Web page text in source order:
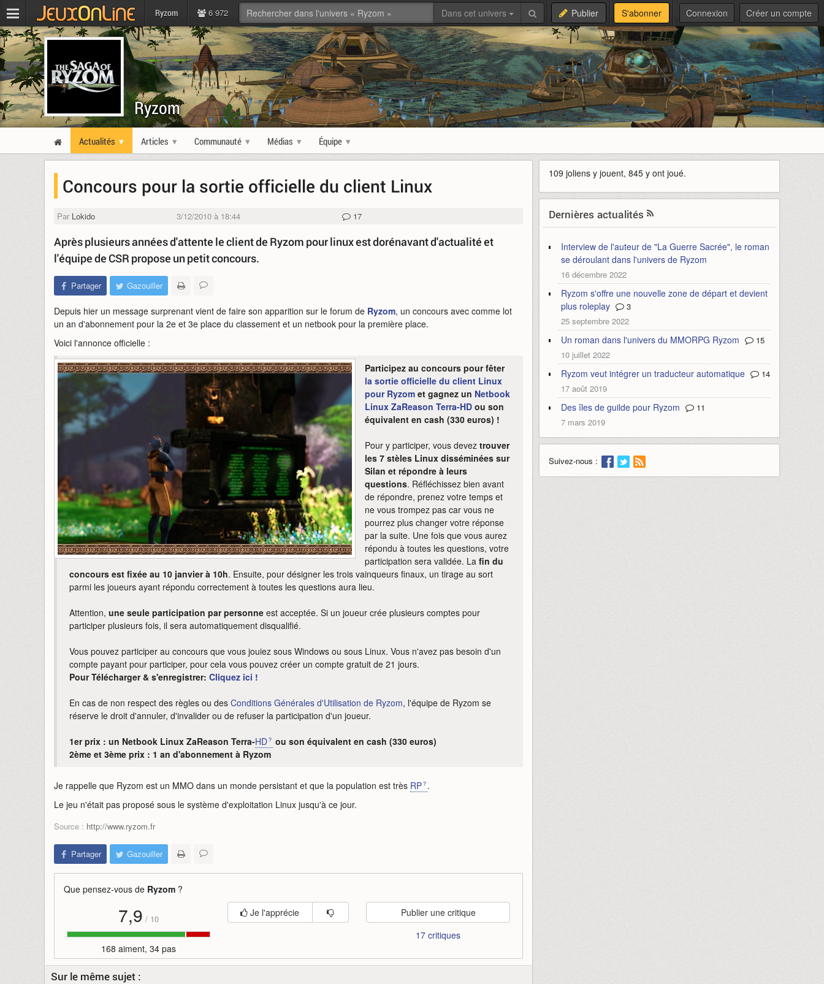
Ryzom 6 972 Dans cet univers Publier S'abonner Connexion Créer un compte
Ryzom
Actualités Articles Communauté Médias Équipe
Concours pour la sortie officielle du client Linux
Par Lokido 3/12/2010 à 18:44 17
Après plusieurs années d'attente le client de Ryzom pour linux est dorénavant d'actualité et
l'équipe de CSR propose un petit concours.
Partager Gazouiller
Depuis hier un message surprenant vient de faire son apparition sur le forum de Ryzom, un concours avec comme lot
un an d'abonnement pour la 2e et 3e place du classement et un netbook pour la première place.
Voici l'annonce officielle :
Participez au concours pour fêter
la sortie officielle du client Linux
pour Ryzom et gagnez un Netbook
Linux ZaReason Terra-HD ou son
équivalent en cash (330 euros) !
Pour y participer, vous devez trouver
les 7 stèles Linux disséminées sur
Silan et répondre à leurs
questions. Réfléchissez bien avant
de répondre, prenez votre temps et
ne vous trompez pas car vous ne
pourrez plus changer votre réponse
par la suite. Une fois que vous aurez
répondu à toutes les questions, votre
participation sera validée. La fin du
concours est fixée au 10 janvier à 10h. Ensuite, pour désigner les trois vainqueurs finaux, un tirage au sort
parmi les joueurs ayant répondu correctement à toutes les questions aura lieu.
Attention, une seule participation par personne est acceptée. Si un joueur crée plusieurs comptes pour
participer plusieurs fois, il sera automatiquement disqualifié.
Vous pouvez participer au concours que vous jouiez sous Windows ou sous Linux. Vous n'avez pas besoin d'un
compte payant pour participer, pour cela vous pouvez créer un compte gratuit de 21 jours.
Pour Télécharger & s'enregistrer: Cliquez ici !
En cas de non respect des règles ou des Conditions Générales d'Utilisation de Ryzom, l'équipe de Ryzom se
réserve le droit d'annuler, d'invalider ou de refuser la participation d'un joueur.
1er prix : un Netbook Linux ZaReason Terra-HD
ou son équivalent en cash (330 euros)
2ème et 3ème prix : 1 an d'abonnement à Ryzom
Je rappelle que Ryzom est un MMO dans un monde persistant et que la population est très RP .
Le jeu n'était pas proposé sous le système d'exploitation Linux jusqu'à ce jour.
Source : http://www.ryzom.fr
Partager Gazouiller
Que pensez-vous de Ryzom ?
7,9 / 10
168 aiment, 34 pas
Je l'apprécie
Publier une critique
17 critiques
Sur le même sujet :
109 joliens y jouent, 845 y ont joué.
Dernières actualités
Interview de l'auteur de "La Guerre Sacrée", le roman
se déroulant dans l'univers de Ryzom
16 décembre 2022
Ryzom s'offre une nouvelle zone de départ et devient
plus roleplay
3
25 septembre 2022
Un roman dans l'univers du MMORPG Ryzom
15
10 juillet 2022
Ryzom veut intégrer un traducteur automatique
14
17 août 2019
Des îles de guilde pour Ryzom
11
7 mars 2019
Suivez-nous :